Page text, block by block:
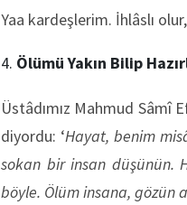
Yaa kardeşlerim. İhlâslı
Ölümü Yakın Bilip
Üstâdımız Mahmud Sâmî
diyordu: ‘Hayat, benim
sokan bir insan düşünün.
böyle. Ölüm insana, gözün